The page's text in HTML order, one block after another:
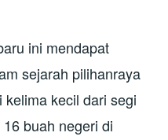
ini mendapat
sejarah pilihanraya
kecil dari segi
buah negeri di